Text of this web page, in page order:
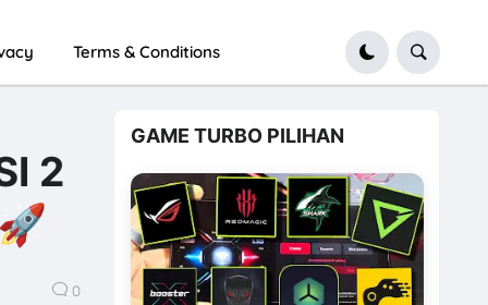
Terms & Conditions
2
0
GAME TURBO PILIHAN